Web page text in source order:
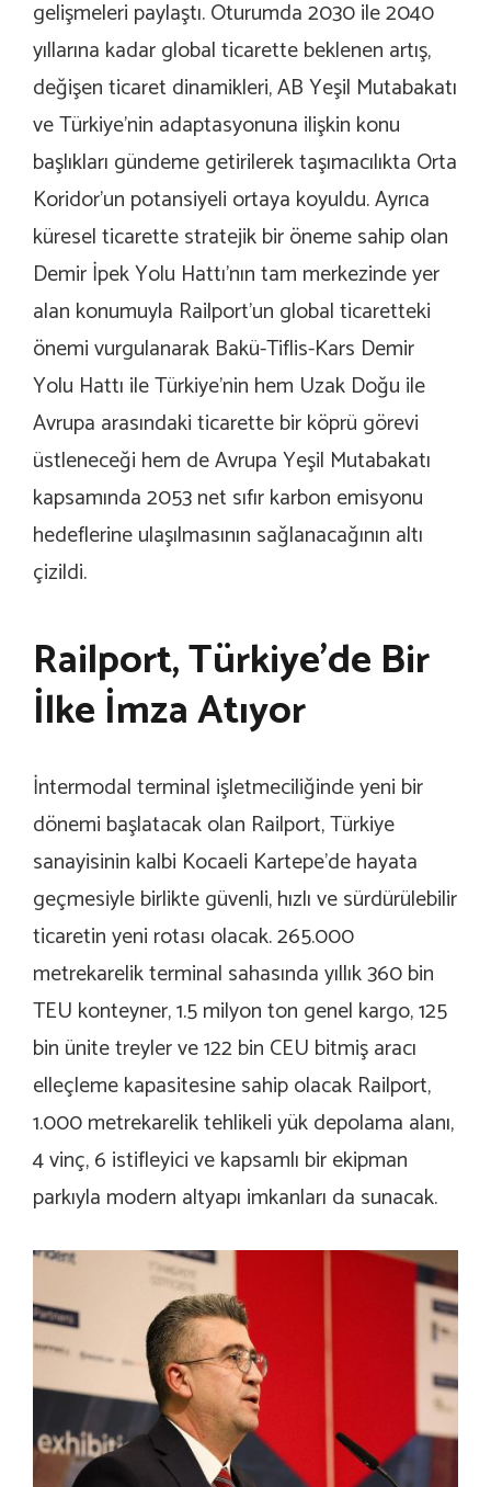
gelişmeleri paylaştı. Oturumda 2030 ile 2040
yıllarına kadar global ticarette beklenen artış,
değişen ticaret dinamikleri, AB Yeşil Mutabakatı
ve Türkiye’nin adaptasyonuna ilişkin konu
başlıkları gündeme getirilerek taşımacılıkta Orta
Koridor’un potansiyeli ortaya koyuldu. Ayrıca
küresel ticarette stratejik bir öneme sahip olan
Demir İpek Yolu Hattı’nın tam merkezinde yer
alan konumuyla Railport’un global ticaretteki
önemi vurgulanarak Bakü-Tiflis-Kars Demir
Yolu Hattı ile Türkiye’nin hem Uzak Doğu ile
Avrupa arasındaki ticarette bir köprü görevi
üstleneceği hem de Avrupa Yeşil Mutabakatı
kapsamında 2053 net sıfır karbon emisyonu
hedeflerine ulaşılmasının sağlanacağının altı
çizildi.
Railport, Türkiye’de Bir
İlke İmza Atıyor
İntermodal terminal işletmeciliğinde yeni bir
dönemi başlatacak olan Railport, Türkiye
sanayisinin kalbi Kocaeli Kartepe’de hayata
geçmesiyle birlikte güvenli, hızlı ve sürdürülebilir
ticaretin yeni rotası olacak. 265.000
metrekarelik terminal sahasında yıllık 360 bin
TEU konteyner, 1.5 milyon ton genel kargo, 125
bin ünite treyler ve 122 bin CEU bitmiş aracı
elleçleme kapasitesine sahip olacak Railport,
1.000 metrekarelik tehlikeli yük depolama alanı,
4 vinç, 6 istifleyici ve kapsamlı bir ekipman
parkıyla modern altyapı imkanları da sunacak.